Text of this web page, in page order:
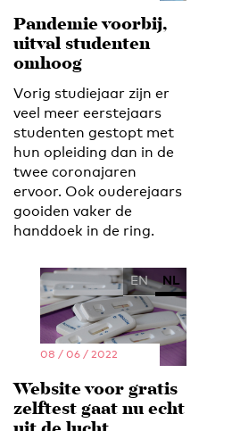
Pandemie voorbij,
uitval studenten
omhoog
Vorig studiejaar zijn er
veel meer eerstejaars
studenten gestopt met
hun opleiding dan in de
twee coronajaren
ervoor. Ook ouderejaars
gooiden vaker de
handdoek in de ring.
EN NL
08 / 06 / 2022
Website voor gratis
zelftest gaat nu echt